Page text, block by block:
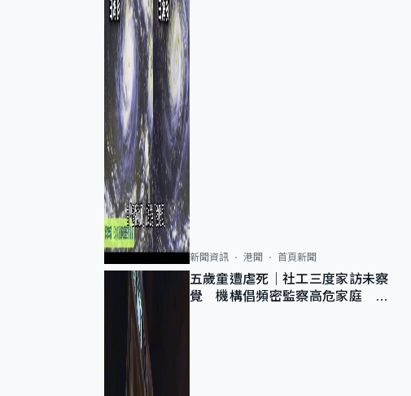
新聞資訊 港聞 首頁新聞
五歲童遭虐死｜社工三度家訪未察
覺 機構倡頻密監察高危家庭 管